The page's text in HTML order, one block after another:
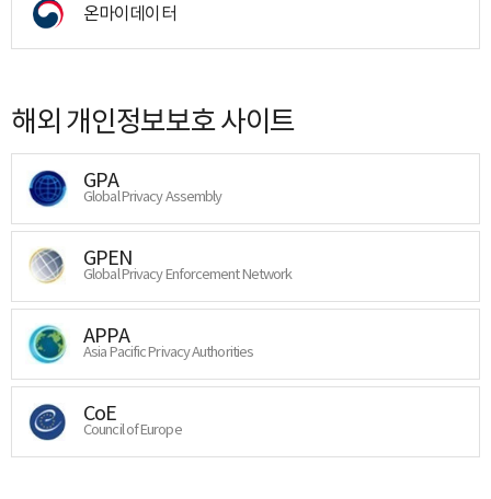
온마이데이터
해외 개인정보보호 사이트
GPA
Global Privacy Assembly
GPEN
Global Privacy Enforcement Network
APPA
Asia Pacific Privacy Authorities
CoE
Council of Europe